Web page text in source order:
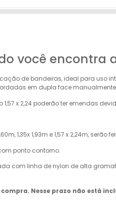
você encontra
de bandeiras, ideal para uso
em dupla face
x 2,24 poderão ter emendas
1,35x 1,93m e 1,57 x 2,24m, serão
ponto contorno.
com linha de nylon de alta
Nesse prazo não está